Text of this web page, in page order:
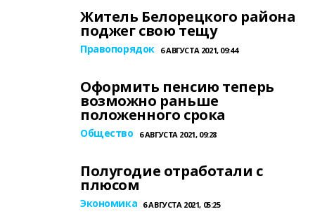
Житель Белорецкого района
поджег свою тещу
Правопорядок 6 АВГУСТА 2021, 09:44
Оформить пенсию теперь
возможно раньше
положенного срока
Общество 6 АВГУСТА 2021, 09:28
Полугодие отработали с
плюсом
Экономика 6 АВГУСТА 2021, 05:25